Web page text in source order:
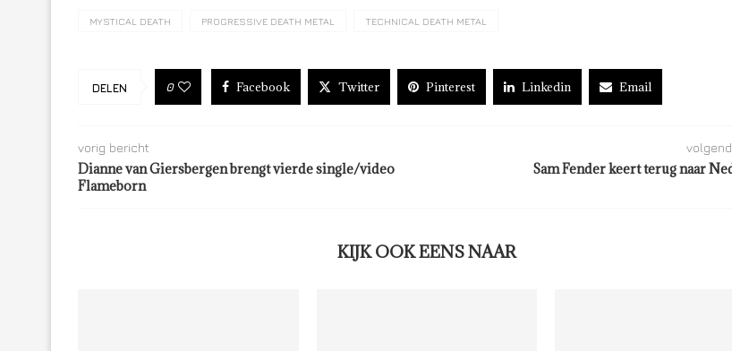
MYSTICAL DEATH PROGRESSIVE DEATH METAL TECHNICAL DEATH METAL
DELEN 0 Facebook Twitter Pinterest Linkedin Email
vorig bericht
Dianne van Giersbergen brengt vierde single/video
Flameborn
Sam Fender keert terug naar
KIJK OOK EENS NAAR